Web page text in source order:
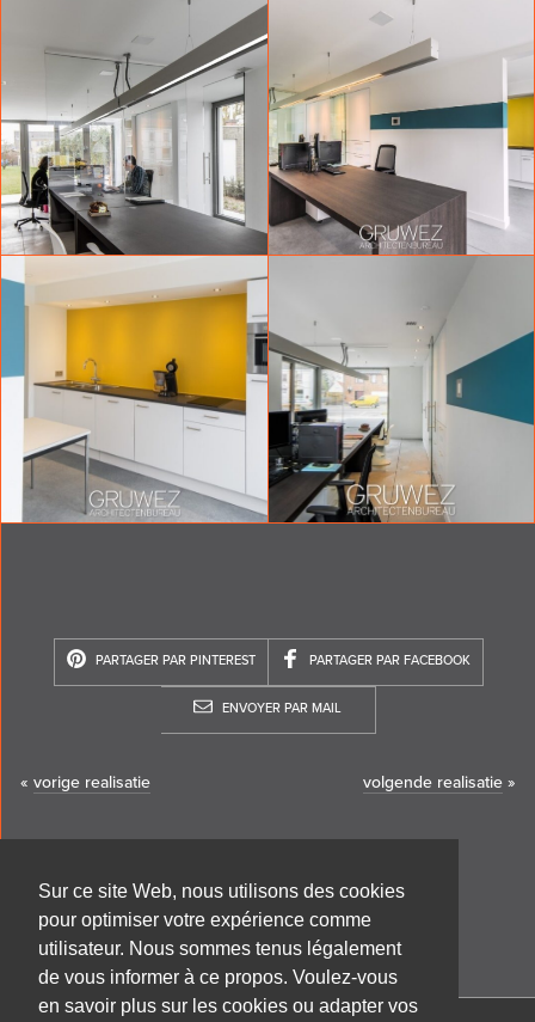
Sur ce site Web, nous utilisons des cookies
pour optimiser votre expérience comme
utilisateur. Nous sommes tenus légalement
de vous informer à ce propos. Voulez-vous
en savoir plus sur les cookies ou adapter vos
PARTAGER PAR PINTEREST PARTAGER PAR FACEBOOK
ENVOYER PAR MAIL
« vorige realisatie volgende realisatie »